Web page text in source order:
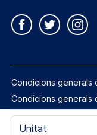
Condicions generals
Condicions generals
Política de privacitat
Avís legal